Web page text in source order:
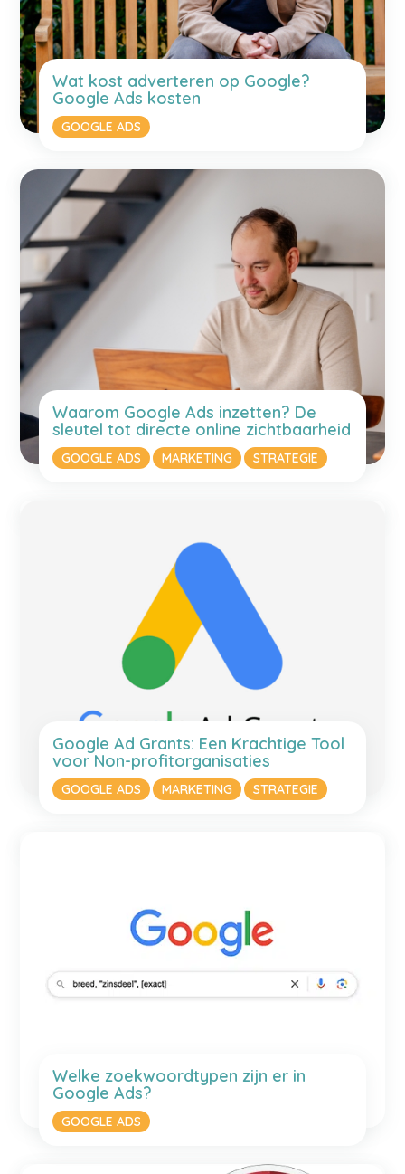
Wat kost adverteren op Google?
Google Ads kosten
GOOGLE ADS
Waarom Google Ads inzetten? De
sleutel tot directe online zichtbaarheid
GOOGLE ADS MARKETING STRATEGIE
Google Ad Grants: Een Krachtige Tool
voor Non-profitorganisaties
GOOGLE ADS MARKETING STRATEGIE
Welke zoekwoordtypen zijn er in
Google Ads?
GOOGLE ADS